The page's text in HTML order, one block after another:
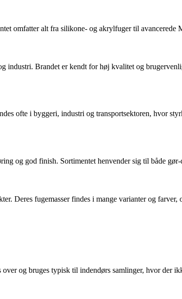
omfatter alt fra silikone- og akrylfuger til
industri. Brandet er kendt for høj kvalitet og
ofte i byggeri, industri og transportsektoren, hvor
og god finish. Sortimentet henvender sig til både
Deres fugemasser findes i mange varianter og
og bruges typisk til indendørs samlinger, hvor der